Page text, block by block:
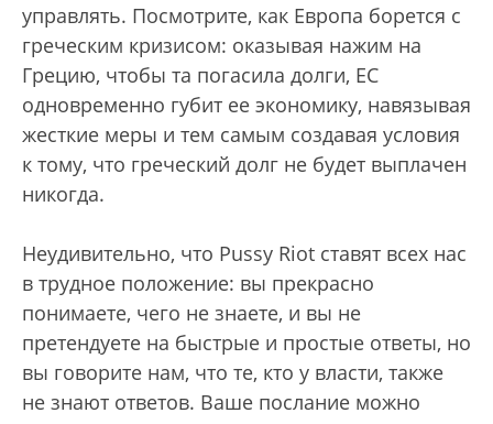
управлять. Посмотрите, как Европа борется с
греческим кризисом: оказывая нажим на
Грецию, чтобы та погасила долги, ЕС
одновременно губит ее экономику, навязывая
жесткие меры и тем самым создавая условия
к тому, что греческий долг не будет выплачен
никогда.
Неудивительно, что Pussy Riot ставят всех нас
в трудное положение: вы прекрасно
понимаете, чего не знаете, и вы не
претендуете на быстрые и простые ответы, но
вы говорите нам, что те, кто у власти, также
не знают ответов. Ваше послание можно